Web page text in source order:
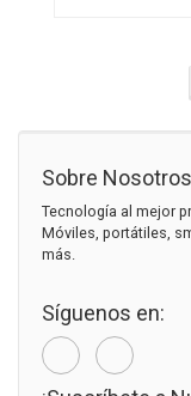
Sobre Nosotros
Tecnología al mejor
Móviles, portátiles,
más.
Síguenos en: